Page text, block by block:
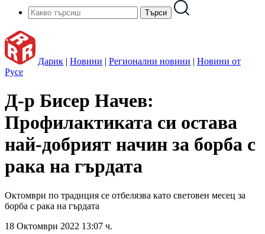
Дарик | Новини | Регионални новини | Новини от
Русе
Д-р Бисер Начев:
Профилактиката си остава
най-добрият начин за борба с
рака на гърдата
Октомври по традиция се отбелязва като световен месец за
борба с рака на гърдата
18 Октомври 2022 13:07 ч.